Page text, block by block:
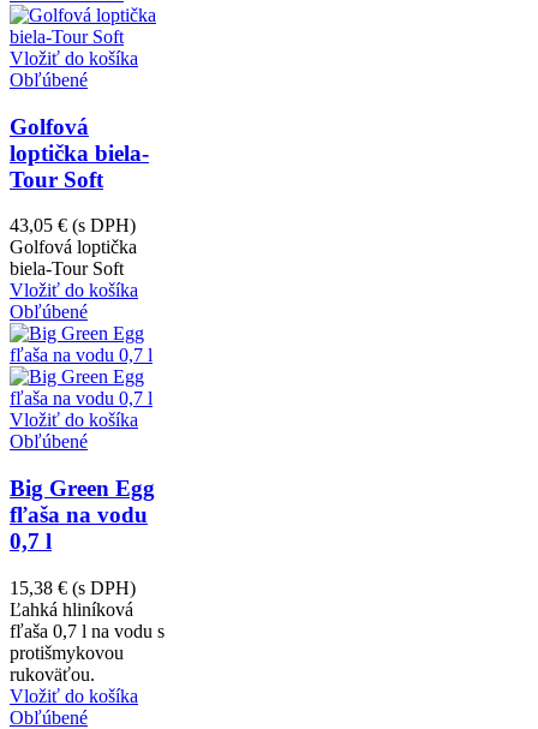
Vložiť do košíka
Obľúbené
Golfová
loptička biela-
Tour Soft
43,05 € (s DPH)
Golfová loptička
biela-Tour Soft
Vložiť do košíka
Obľúbené
Vložiť do košíka
Obľúbené
Big Green Egg
fľaša na vodu
0,7 l
15,38 € (s DPH)
Ľahká hliníková
fľaša 0,7 l na vodu s
protišmykovou
rukoväťou.
Vložiť do košíka
Obľúbené